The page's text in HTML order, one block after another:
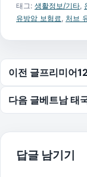
태그: 생활정보/기타
유방암 보험료
처브
글 탐색
이전 글프리미어
다음 글베트남 태
답글 남기기